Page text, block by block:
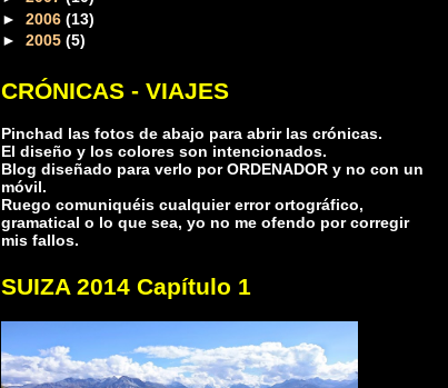
►2006(13)
►2005(5)
CRÓNICAS - VIAJES
Pinchad las fotos de abajo para abrir las crónicas.
El diseño y los colores son intencionados.
Blog diseñado para verlo por ORDENADOR y no con un
móvil.
Ruego comuniquéis cualquier error ortográfico,
gramatical o lo que sea, yo no me ofendo por corregir
mis fallos.
SUIZA 2014 Capítulo 1